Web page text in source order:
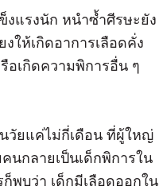
งแรงนัก หนำซ้ำศีรษะยัง
ให้เกิดอาการเลือดคั่ง
อเกิดความพิการอื่น ๆ
วัยแค่ไม่กี่เดือน ที่ผู้ใหญ่
นกลายเป็นเด็กพิการใน
พบว่า เด็กมีเลือดออกใน